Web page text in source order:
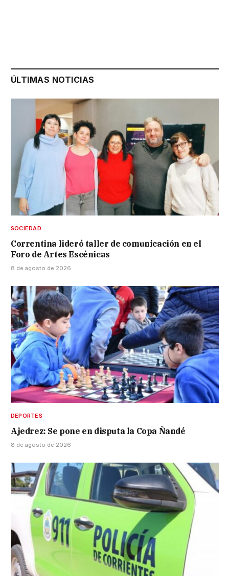
ÚLTIMAS NOTICIAS
SOCIEDAD
Correntina lideró taller de comunicación en el
Foro de Artes Escénicas
8 de agosto de 2026
DEPORTES
Ajedrez: Se pone en disputa la Copa Ñandé
8 de agosto de 2026